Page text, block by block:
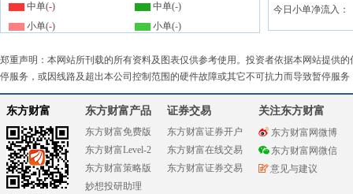
中单(-) 中单(-)
小单(-) 小单(-)
今日小单净流入：
郑重声明：本网站所刊载的所有资料及图表仅供参考使用。投资者依据本网站提供
停服务，或因线路及超出本公司控制范围的硬件故障或其它不可抗力而导致暂停服
东方财富 东方财富产品
东方财富免费版
东方财富Level-2
东方财富策略版
妙想投研助理
证券交易
东方财富证券开户
东方财富在线交易
东方财富证券交易
关注东方财富
东方财富网微博
东方财富网微信
意见与建议